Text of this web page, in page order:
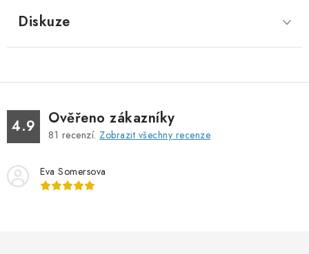
Diskuze
4.9 Ověřeno zákazníky
81 recenzí. Zobrazit všechny recenze
Eva Somersova